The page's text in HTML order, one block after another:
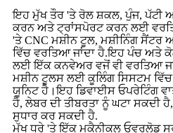
ਇਹ ਮੁੱਖ ਤੌਰ 'ਤੇ ਰੋਲ ਸ਼ਕਲ, ਪੁੰਜ, ਪੱਟੀ
ਕਰਨ ਅਤੇ ਟ੍ਰਾਂਸਪੋਰਟ ਕਰਨ ਲਈ
'ਤੇ CNC ਮਸ਼ੀਨ ਟੂਲ, ਮਸ਼ੀਨਿੰਗ
ਵਿੱਚ ਵਰਤਿਆ ਜਾਂਦਾ ਹੈ.ਇਹ ਪੰਚ ਅਤੇ
ਲਈ ਇੱਕ ਕਨਵੇਅਰ ਵਜੋਂ ਵੀ ਵਰਤਿਆ
ਮਸ਼ੀਨ ਟੂਲਸ ਲਈ ਕੂਲਿੰਗ ਸਿਸਟਮ
ਯੂਨਿਟ ਹੈ।ਇਹ ਡਿਵਾਈਸ ਓਪਰੇਟਿੰਗ
ਹੈ, ਲੇਬਰ ਦੀ ਤੀਬਰਤਾ ਨੂੰ ਘਟਾ ਸਕਦੀ
ਸੁਧਾਰ ਕਰ ਸਕਦੀ ਹੈ.
ਮੁੱਖ ਧੁਰੇ 'ਤੇ ਇੱਕ ਮਕੈਨੀਕਲ ਓਵਰਲੋਡ